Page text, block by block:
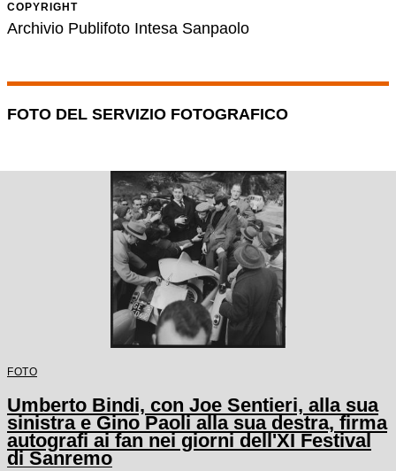
COPYRIGHT
Archivio Publifoto Intesa Sanpaolo
FOTO DEL SERVIZIO FOTOGRAFICO
FOTO
Umberto Bindi, con Joe Sentieri, alla sua
sinistra e Gino Paoli alla sua destra, firma
autografi ai fan nei giorni dell'XI Festival
di Sanremo